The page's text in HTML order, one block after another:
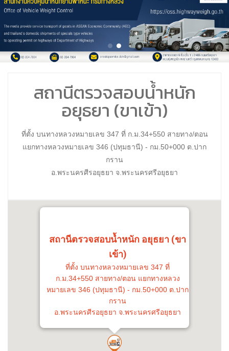
สถานีตรวจสอบน้ำหนัก
อยุธยา (ขาเข้า)
ที่ตั้ง บนทางหลวงหมายเลข 347 ที่ ก.ม.34+550 สายทาง/ตอน
แยกทางหลวงหมายเลข 346 (ปทุมธานี) - กม.50+000 ต.ปาก
กราน
อ.พระนครศีรอยุธยา จ.พระนครศรีอยุธยา
สถานีตรวจสอบน้ำหนัก อยุธยา (ขา
เข้า)
ที่ตั้ง บนทางหลวงหมายเลข 347 ที่
ก.ม.34+550 สายทาง/ตอน แยกทางหลวง
หมายเลข 346 (ปทุมธานี) - กม.50+000 ต.ปาก
กราน
อ.พระนครศีรอยุธยา จ.พระนครศรีอยุธยา